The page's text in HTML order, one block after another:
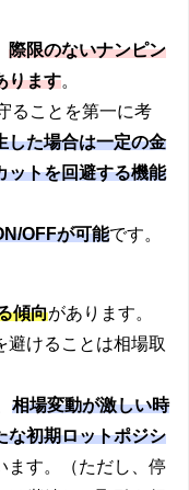
際限のないナンピン
ります
ることを第一に考
した場合は一定の金
ットを回避する機能
OFFが可能です。
傾向があります。
避けることは相場取
相場変動が激しい時
な初期ロットポジシ
ます。（ただし、停